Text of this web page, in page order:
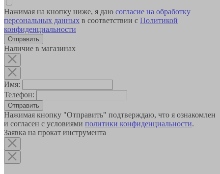
Нажимая на кнопку ниже, я даю согласие на обработку
персональных данных в соответствии с Политикой
конфиденциальности
Наличие в магазинах
Имя:
Телефон:
Отправить
Нажимая кнопку "Отправить" подтверждаю, что я ознакомлен
и согласен с условиями политики конфиденциальности.
Заявка на прокат инструмента